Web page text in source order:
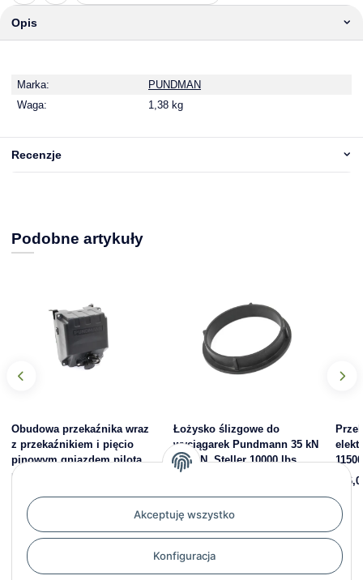
Akceptuję wszystko
Konfiguracja
Opis
Marka:
PUNDMAN
Waga:
1,38 kg
Recenzje
Podobne artykuły
Obudowa przekaźnika wraz
z przekaźnikiem i pięcio
pinowym gniazdem pilota
przewodowego 42.3 - 51 kN,
294,46 zł
Łożysko ślizgowe do
wyciągarek Pundmann 35 kN
- 53 kN, Steller 10000 lbs,
Xpower 8000 - 12000 lbs
3,57 zł*